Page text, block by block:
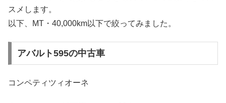
スメします。
以下、MT・40,000km以下で絞ってみました。
アバルト595の中古車
コンペティツィオーネ